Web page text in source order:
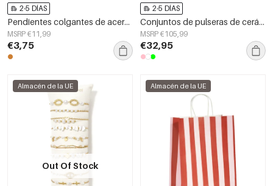
2-5 DÍAS
Pendientes colgantes de acero inoxidable chapados en oro de 14 quilates con diseño floral, estilo sencillo para el día a día. Joyería para mujer.
MSRP €11,99
€3,75
2-5 DÍAS
Conjuntos de pulseras de cerámica chapadas en oro de 14 quilates con diseño floral, estilo casual, para uso diario y romántico. Joyería para mujer.
MSRP €105,99
€32,95
Almacén de la UE
Out Of Stock
Almacén de la UE